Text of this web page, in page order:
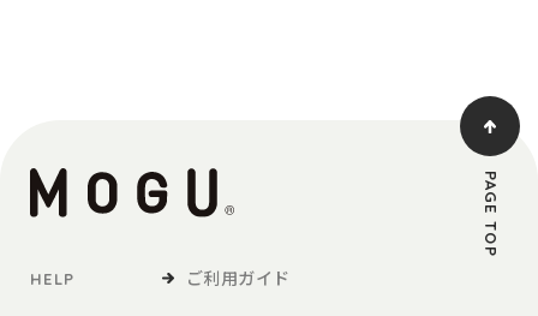
HELP ご利用ガイド
PAGE TOP